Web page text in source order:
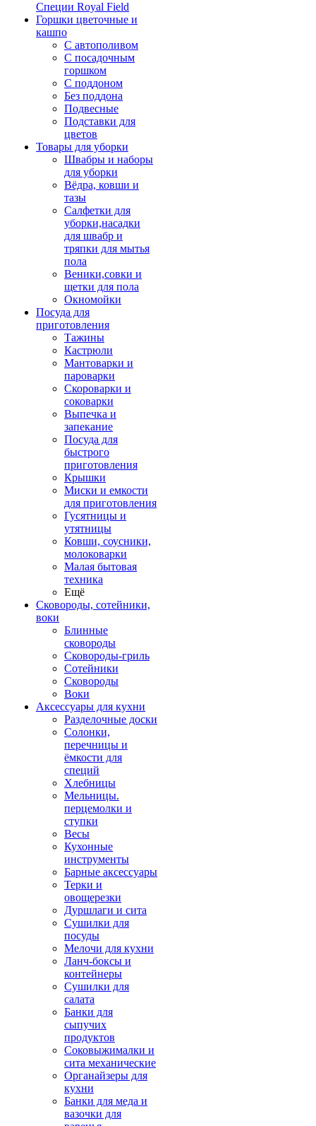
Специи Royal Field
Горшки цветочные и
кашпо
С автополивом
С посадочным
горшком
С поддоном
Без поддона
Подвесные
Подставки для
цветов
Товары для уборки
Швабры и наборы
для уборки
Вёдра, ковши и
тазы
Салфетки для
уборки,насадки
для швабр и
тряпки для мытья
пола
Веники,совки и
щетки для пола
Окномойки
Посуда для
приготовления
Тажины
Кастрюли
Мантоварки и
пароварки
Скороварки и
соковарки
Выпечка и
запекание
Посуда для
быстрого
приготовления
Крышки
Миски и емкости
для приготовления
Гусятницы и
утятницы
Ковши, соусники,
молоковарки
Малая бытовая
техника
Ещё
Сковороды, сотейники,
воки
Блинные
сковороды
Сковороды-гриль
Сотейники
Сковороды
Воки
Аксессуары для кухни
Разделочные доски
Солонки,
перечницы и
ёмкости для
специй
Хлебницы
Мельницы.
перцемолки и
ступки
Весы
Кухонные
инструменты
Барные аксессуары
Терки и
овощерезки
Дуршлаги и сита
Сушилки для
посуды
Мелочи для кухни
Ланч-боксы и
контейнеры
Сушилки для
салата
Банки для
сыпучих
продуктов
Соковыжималки и
сита механические
Органайзеры для
кухни
Банки для меда и
вазочки для